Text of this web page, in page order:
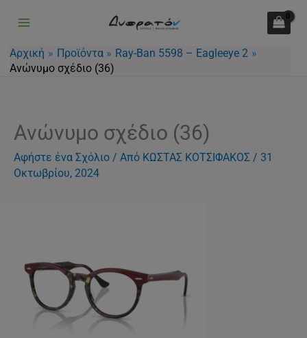
περιεχόμενο
Αρχική Προϊόντα
Ray-Ban 5598 – Eagleeye 2
Ανώνυμο σχέδιο (36)
Ανώνυμο σχέδιο (36)
Αφήστε ένα Σχόλιο / Από ΚΩΣΤΑΣ ΚΟΤΣΙΦΑΚΟΣ / 31
Οκτωβρίου, 2024